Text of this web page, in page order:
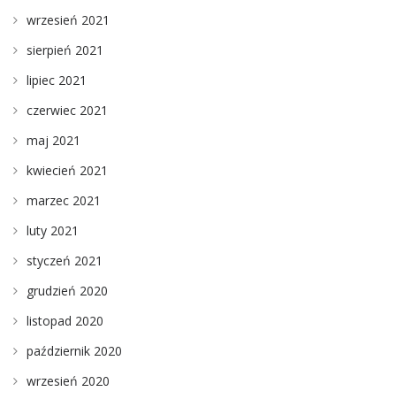
wrzesień 2021
sierpień 2021
lipiec 2021
czerwiec 2021
maj 2021
kwiecień 2021
marzec 2021
luty 2021
styczeń 2021
grudzień 2020
listopad 2020
październik 2020
wrzesień 2020